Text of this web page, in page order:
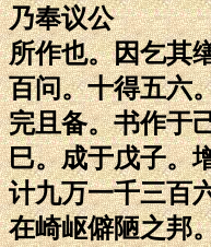
乃奉议公
所作也。因乞其
百问。十得五六
完且备。书作于
巳。成于戊子。
计九万一千三百
在崎岖僻陋之邦